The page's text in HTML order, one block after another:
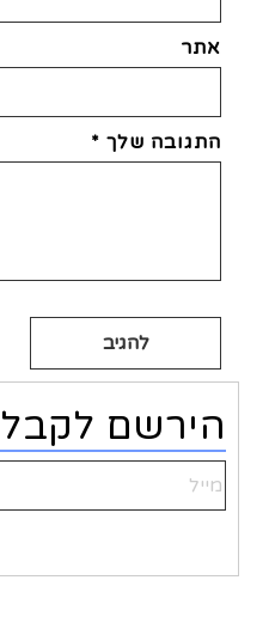
אתר
התגובה שלך *
הירשם